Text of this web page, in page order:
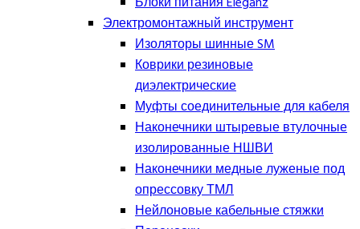
Электромонтажный инструмент
Изоляторы шинные SM
Коврики резиновые
диэлектрические
Муфты соединительные для кабеля
Наконечники штыревые втулочные
изолированные НШВИ
Наконечники медные луженые под
опрессовку ТМЛ
Нейлоновые кабельные стяжки